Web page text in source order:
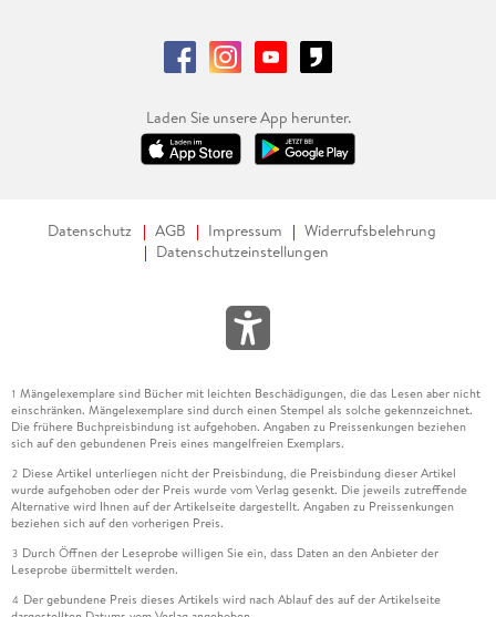
Laden Sie unsere App herunter.
Datenschutz AGB Impressum
Widerrufsbelehrung
Datenschutzeinstellungen
1 Mängelexemplare sind Bücher mit leichten Beschädigungen, die das Lesen aber nicht
einschränken. Mängelexemplare sind durch einen Stempel als solche gekennzeichnet.
Die frühere Buchpreisbindung ist aufgehoben. Angaben zu Preissenkungen beziehen
sich auf den gebundenen Preis eines mangelfreien Exemplars.
2 Diese Artikel unterliegen nicht der Preisbindung, die Preisbindung dieser Artikel
wurde aufgehoben oder der Preis wurde vom Verlag gesenkt. Die jeweils zutreffende
Alternative wird Ihnen auf der Artikelseite dargestellt. Angaben zu Preissenkungen
beziehen sich auf den vorherigen Preis.
3 Durch Öffnen der Leseprobe willigen Sie ein, dass Daten an den Anbieter der
Leseprobe übermittelt werden.
4 Der gebundene Preis dieses Artikels wird nach Ablauf des auf der Artikelseite